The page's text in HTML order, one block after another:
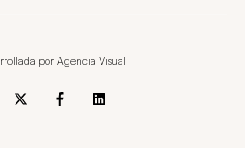
por Agencia Visual